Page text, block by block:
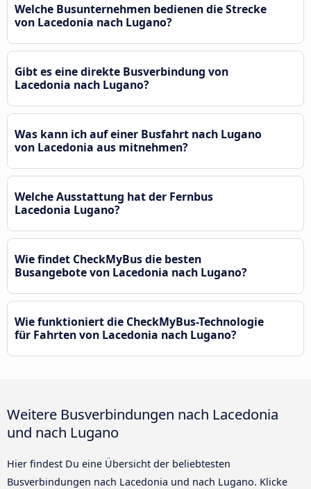
Welche Busunternehmen bedienen die Strecke
von Lacedonia nach Lugano?
Gibt es eine direkte Busverbindung von
Lacedonia nach Lugano?
Was kann ich auf einer Busfahrt nach Lugano
von Lacedonia aus mitnehmen?
Welche Ausstattung hat der Fernbus
Lacedonia Lugano?
Wie findet CheckMyBus die besten
Busangebote von Lacedonia nach Lugano?
Wie funktioniert die CheckMyBus-Technologie
für Fahrten von Lacedonia nach Lugano?
Weitere Busverbindungen nach Lacedonia
und nach Lugano
Hier findest Du eine Übersicht der beliebtesten
Busverbindungen nach Lacedonia und nach Lugano. Klicke